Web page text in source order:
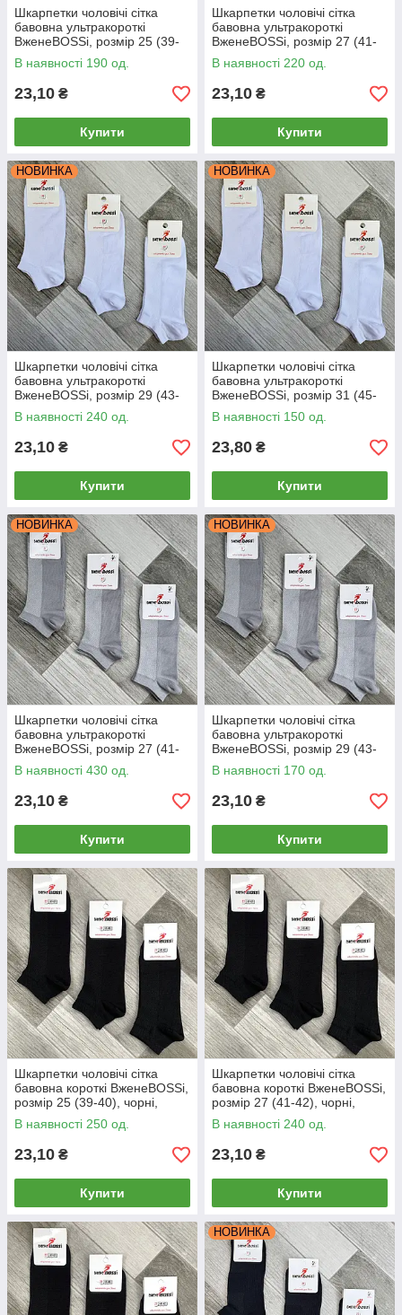
Шкарпетки чоловічі сітка
бавовна ультракороткі
ВженеBOSSі, розмір 25 (39-
40), білі, 12113
В наявності 190 од.
23,10 ₴
Купити
Шкарпетки чоловічі сітка
бавовна ультракороткі
ВженеBOSSі, розмір 27 (41-
42), білі, 12114
В наявності 220 од.
23,10 ₴
Купити
НОВИНКА
Шкарпетки чоловічі сітка
бавовна ультракороткі
ВженеBOSSі, розмір 29 (43-
44), білі, 12115
В наявності 240 од.
23,10 ₴
Купити
НОВИНКА
Шкарпетки чоловічі сітка
бавовна ультракороткі
ВженеBOSSі, розмір 31 (45-
46), білі, 12116
В наявності 150 од.
23,80 ₴
Купити
НОВИНКА
Шкарпетки чоловічі сітка
бавовна ультракороткі
ВженеBOSSі, розмір 27 (41-
42), світло-сірі, 12118
В наявності 430 од.
23,10 ₴
Купити
НОВИНКА
Шкарпетки чоловічі сітка
бавовна ультракороткі
ВженеBOSSі, розмір 29 (43-
44), світло-сірі, 12119
В наявності 170 од.
23,10 ₴
Купити
Шкарпетки чоловічі сітка
бавовна короткі ВженеBOSSі,
розмір 25 (39-40), чорні,
012005
В наявності 250 од.
23,10 ₴
Купити
Шкарпетки чоловічі сітка
бавовна короткі ВженеBOSSі,
розмір 27 (41-42), чорні,
012006
В наявності 240 од.
23,10 ₴
Купити
НОВИНКА